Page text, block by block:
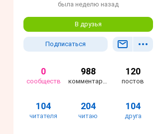
была неделю назад
В друзья
Подписаться
0
сообществ
988
комментариев
120
постов
104
читателя
204
читаю
104
друга